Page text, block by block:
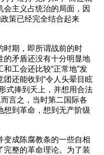
会主义占统治的局面，因
策已经完全结合起来
期，即所谓战前的时
的矛盾还没有十分明显地
工会还比较“正常地”发
还能收到“令人头晕目眩
式捧到天上，并想用合法
言之，当时第二国际各
想到革命，想到无产阶级
成陈腐教条的一些自相
完整的革命理论。为了装